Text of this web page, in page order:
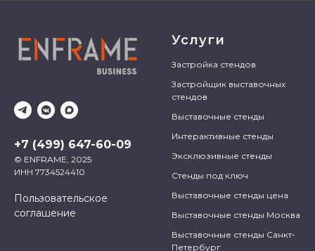
+7 (499) 647-60-09
© ENFRAME, 2025
ИНН 7734524410
Пользовательское
соглашение
Услуги
Застройка стендов
Застройщик выставочных
стендов
Выставочные стенды
Интерактивные стенды
Эксклюзивные стенды
Стенды под ключ
Выставочные стенды цена
Выставочные стенды Москва
Выставочные стенды Санкт-
Петербург